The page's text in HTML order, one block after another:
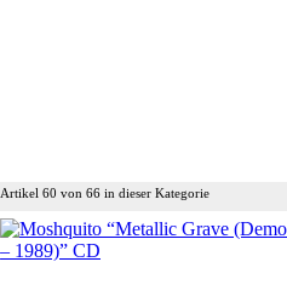
Artikel 60 von 66 in dieser Kategorie